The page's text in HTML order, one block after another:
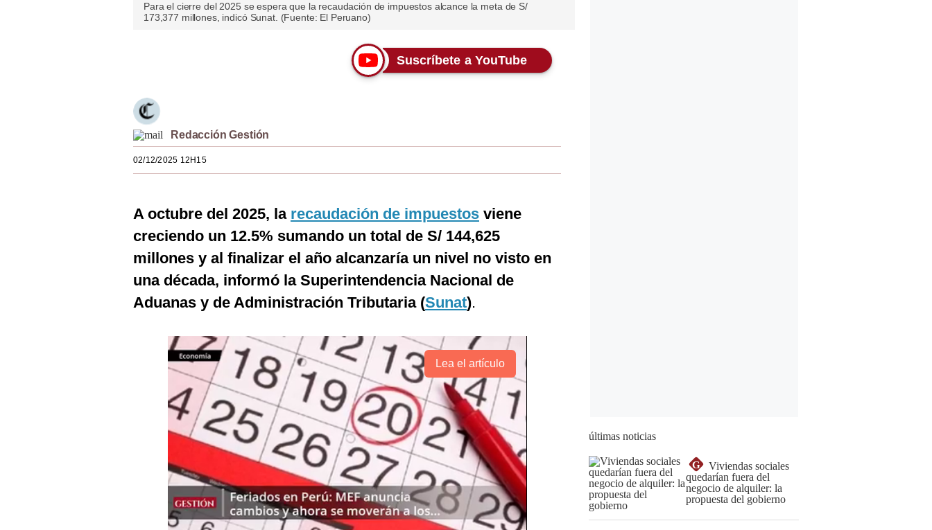
Para el cierre del 2025 se espera que la recaudación de impuestos alcance la meta de S/
173,377 millones, indicó Sunat. (Fuente: El Peruano)
Suscríbete a YouTube
Redacción Gestión
02/12/2025 12H15
A octubre del 2025, la recaudación de impuestos viene
creciendo un 12.5% sumando un total de S/ 144,625
millones y al finalizar el año alcanzaría un nivel no visto en
una década, informó la Superintendencia Nacional de
Aduanas y de Administración Tributaria (Sunat).
Lea el artículo
últimas noticias
G
Viviendas sociales
quedarían fuera del
negocio de alquiler: la
propuesta del gobierno